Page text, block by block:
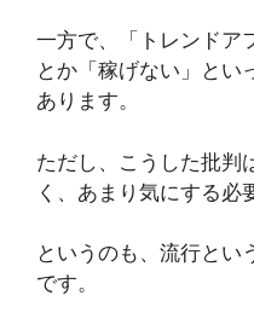
一方で、「トレンドア
とか「稼げない」とい
あります。
ただし、こうした批判
く、あまり気にする必
というのも、流行とい
です。